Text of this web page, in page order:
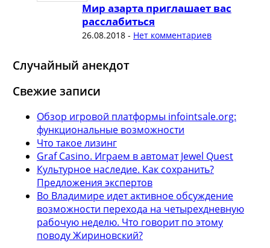
Мир азарта приглашает вас
расслабиться
26.08.2018- Нет комментариев
Случайный анекдот
Свежие записи
Обзор игровой платформы infointsale.org:
функциональные возможности
Что такое лизинг
Graf Casino. Играем в автомат Jewel Quest
Культурное наследие. Как сохранить?
Предложения экспертов
Во Владимире идет активное обсуждение
возможности перехода на четырехдневную
рабочую неделю. Что говорит по этому
поводу Жириновский?